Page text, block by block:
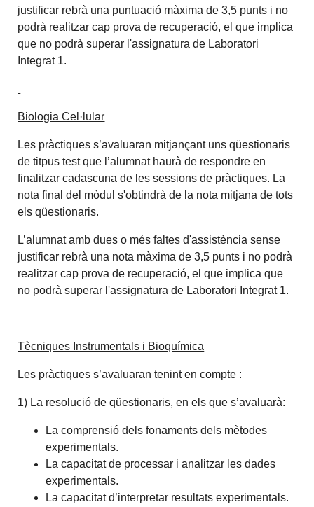
justificar rebrà una puntuació màxima de 3,5 punts i no
podrà realitzar cap prova de recuperació, el que implica
que no podrà superar l'assignatura de Laboratori
Integrat 1.
Biologia Cel·lular
Les pràctiques s’avaluaran mitjançant uns qüestionaris
de titpus test que l’alumnat haurà de respondre en
finalitzar cadascuna de les sessions de pràctiques. La
nota final del mòdul s'obtindrà de la nota mitjana de tots
els qüestionaris.
L’alumnat amb dues o més faltes d'assistència sense
justificar rebrà una nota màxima de 3,5 punts i no podrà
realitzar cap prova de recuperació, el que implica que
no podrà superar l'assignatura de Laboratori Integrat 1.
Tècniques Instrumentals i Bioquímica
Les pràctiques s’avaluaran tenint en compte :
1) La resolució de qüestionaris, en els que s’avaluarà:
La comprensió dels fonaments dels mètodes
experimentals.
La capacitat de processar i analitzar les dades
experimentals.
La capacitat d’interpretar resultats experimentals.